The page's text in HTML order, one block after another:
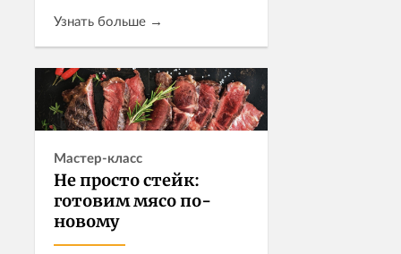
шницель из стриплойна,
японское якинику из рибая и
тартар в азиатском стиле.
Каждое б...
Узнать больше →
Записаться
Мастер-класс
Не просто стейк:
готовим мясо по-
новому